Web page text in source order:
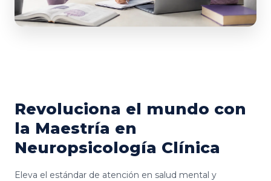
Revoluciona el mundo con
la Maestría en
Neuropsicología Clínica
Eleva el estándar de atención en salud mental y